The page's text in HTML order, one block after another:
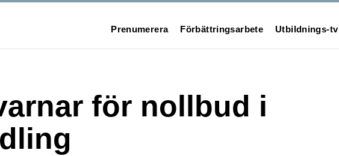
Prenumerera Förbättringsarbete Utbildnings-tv
för nollbud i